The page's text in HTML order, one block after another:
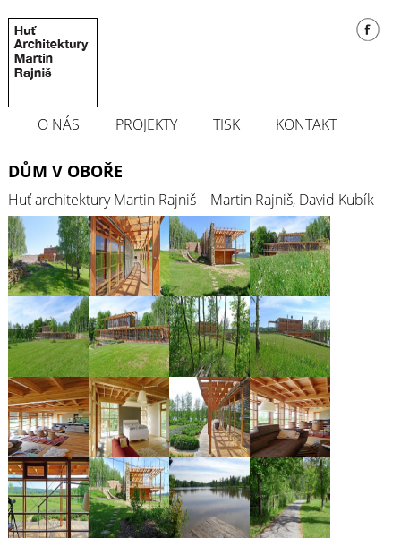
O NÁS PROJEKTY TISK KONTAKT
DŮM V OBOŘE
Huť architektury Martin Rajniš – Martin Rajniš, David Kubík